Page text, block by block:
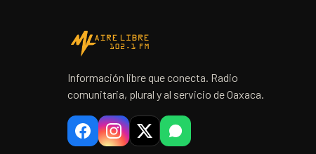
Información libre que conecta. Radio
comunitaria, plural y al servicio de Oaxaca.